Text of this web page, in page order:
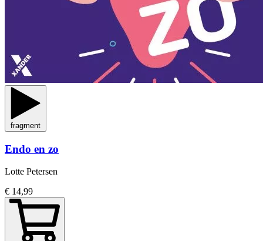
fragment
Endo en zo
Lotte Petersen
€ 14,99